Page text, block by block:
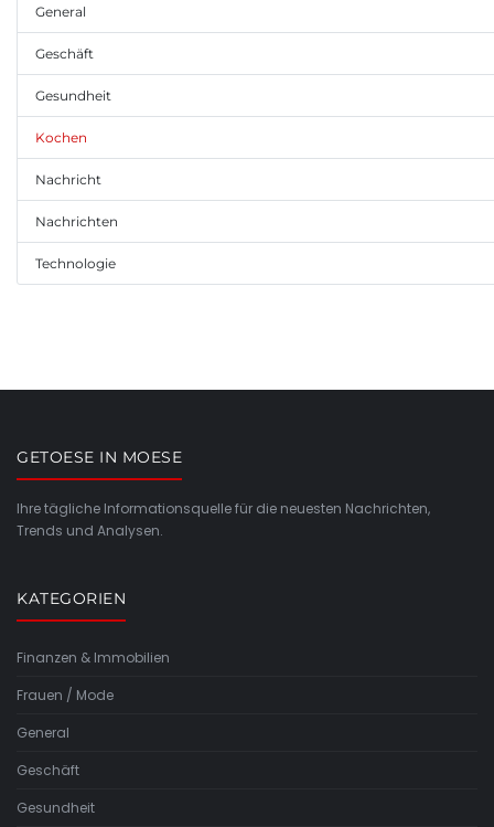
General
Geschäft
Gesundheit
Kochen
Nachricht
Nachrichten
Technologie
GETOESE IN MOESE
Ihre tägliche Informationsquelle für die neuesten Nachrichten,
Trends und Analysen.
KATEGORIEN
Finanzen & Immobilien
Frauen / Mode
General
Geschäft
Gesundheit